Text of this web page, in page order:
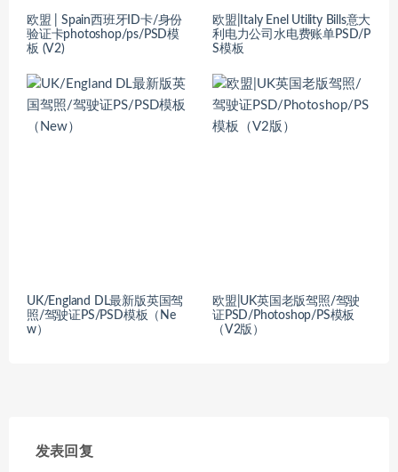
欧盟 | Spain西班牙ID卡/身份
验证卡photoshop/ps/PSD模
板 (V2)
欧盟|Italy Enel Utility Bills意大
利电力公司水电费账单PSD/P
S模板
UK/England DL最新版英国驾
照/驾驶证PS/PSD模板（Ne
w）
欧盟|UK英国老版驾照/驾驶
证PSD/Photoshop/PS模板
（V2版）
发表回复